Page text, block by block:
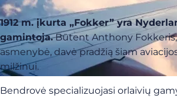
1912 m. įkurta „Fokker” yra
gamintoja.Būtent Anthony
asmenybė, davė pradžią šiam
milžinui.
Bendrovė specializuojasi orlaivių